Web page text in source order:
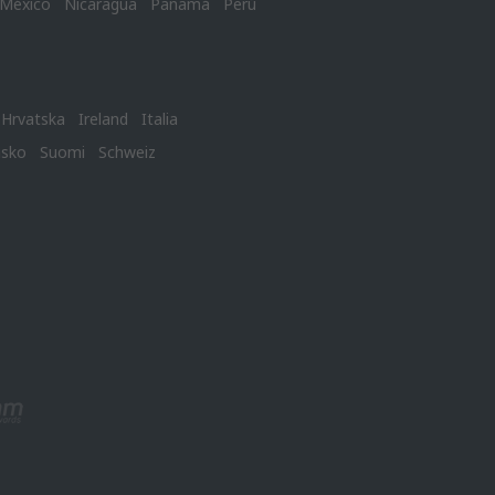
Hrvatska Ireland
Italia
Suomi
Schweiz